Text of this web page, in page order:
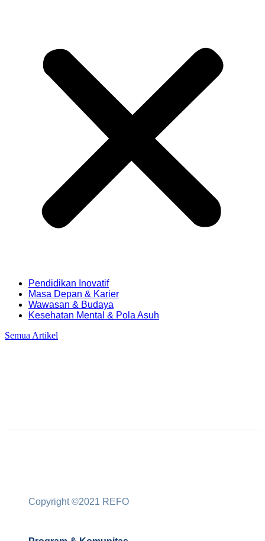
⁠Pendidikan Inovatif
Masa Depan & Karier
Wawasan & Budaya
Kesehatan Mental & Pola Asuh
Semua Artikel
Copyright ©2021 REFO